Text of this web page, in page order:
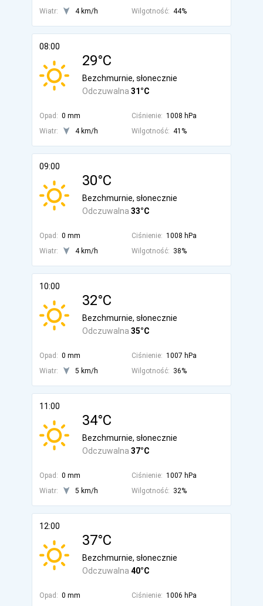
Wiatr: 4 km/h Wilgotność: 44%
08:00
29°C
Odczuwalna 31°C
Bezchmurnie, słonecznie
Opad: 0 mm Ciśnienie: 1008 hPa
Wiatr:
4 km/h Wilgotność: 41%
09:00
30°C
Odczuwalna 33°C
Bezchmurnie, słonecznie
Opad: 0 mm Ciśnienie: 1008 hPa
Wiatr:
4 km/h Wilgotność: 38%
10:00
32°C
Odczuwalna 35°C
Bezchmurnie, słonecznie
Opad: 0 mm Ciśnienie: 1007 hPa
Wiatr:
5 km/h Wilgotność: 36%
11:00
34°C
Odczuwalna 37°C
Bezchmurnie, słonecznie
Opad: 0 mm Ciśnienie: 1007 hPa
Wiatr:
5 km/h Wilgotność: 32%
12:00
37°C
Odczuwalna 40°C
Bezchmurnie, słonecznie
Opad: 0 mm Ciśnienie: 1006 hPa